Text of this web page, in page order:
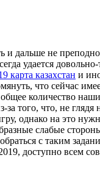
дальше не
удается
карта казахстан и
что сейчас
количество
того, что, не
однако на это
слабые
с таким
доступно всем